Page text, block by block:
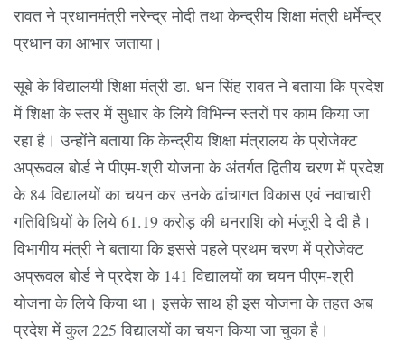
रावत ने प्रधानमंत्री नरेन्द्र मोदी तथा केन्द्रीय शिक्षा मंत्री धर्मेन्द्र
प्रधान का आभार जताया।
सूबे के विद्यालयी शिक्षा मंत्री डा. धन सिंह रावत ने बताया कि प्रदेश
में शिक्षा के स्तर में सुधार के लिये विभिन्न स्तरों पर काम किया जा
रहा है। उन्होंने बताया कि केन्द्रीय शिक्षा मंत्रालय के प्रोजेक्ट
अप्रूवल बोर्ड ने पीएम-श्री योजना के अंतर्गत द्वितीय चरण में प्रदेश
के 84 विद्यालयों का चयन कर उनके ढांचागत विकास एवं नवाचारी
गतिविधियों के लिये 61.19 करोड़ की धनराशि को मंजूरी दे दी है।
विभागीय मंत्री ने बताया कि इससे पहले प्रथम चरण में प्रोजेक्ट
अप्रूवल बोर्ड ने प्रदेश के 141 विद्यालयों का चयन पीएम-श्री
योजना के लिये किया था। इसके साथ ही इस योजना के तहत अब
प्रदेश में कुल 225 विद्यालयों का चयन किया जा चुका है।